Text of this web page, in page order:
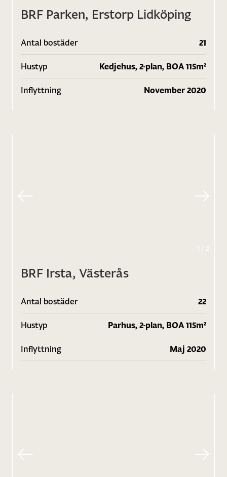
BRF Parken, Erstorp Lidköping
Antal bostäder 21
Hustyp Kedjehus, 2-plan, BOA 115m²
Inflyttning November 2020
1 / 2
BRF Irsta, Västerås
Antal bostäder 22
Hustyp Parhus, 2-plan, BOA 115m²
Inflyttning Maj 2020